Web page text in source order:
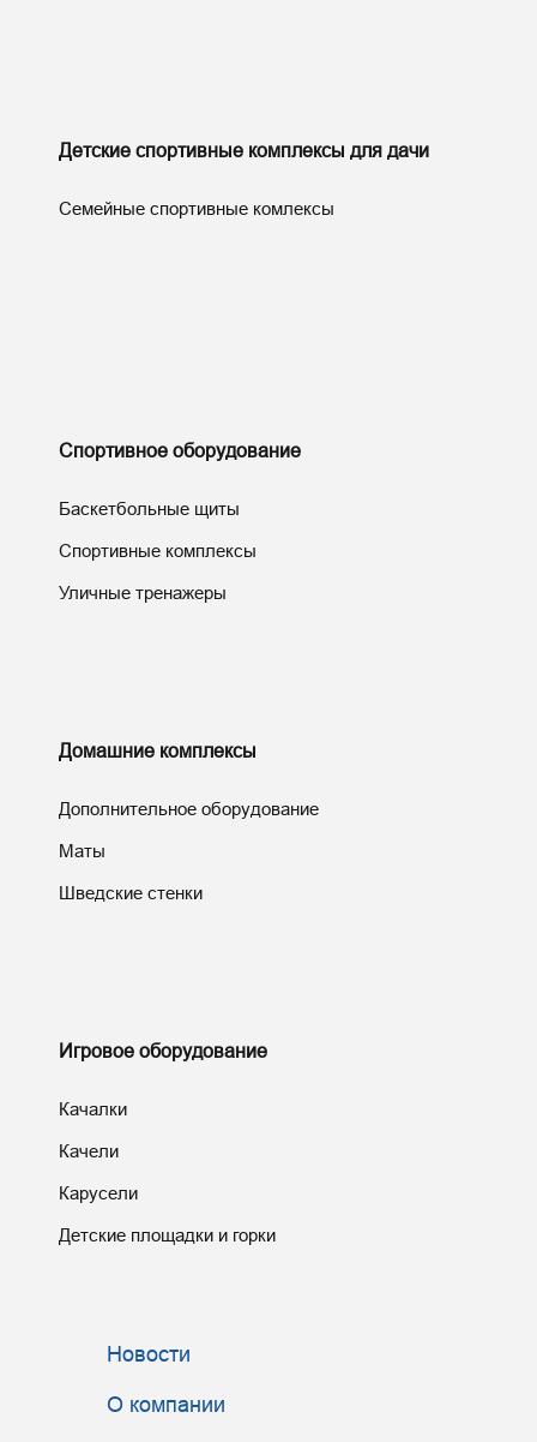
Детские спортивные комплексы для дачи
Семейные спортивные комлексы
Спортивное оборудование
Баскетбольные щиты
Спортивные комплексы
Уличные тренажеры
Домашние комплексы
Дополнительное оборудование
Маты
Шведские стенки
Игровое оборудование
Качалки
Качели
Карусели
Детские площадки и горки
Новости
О компании